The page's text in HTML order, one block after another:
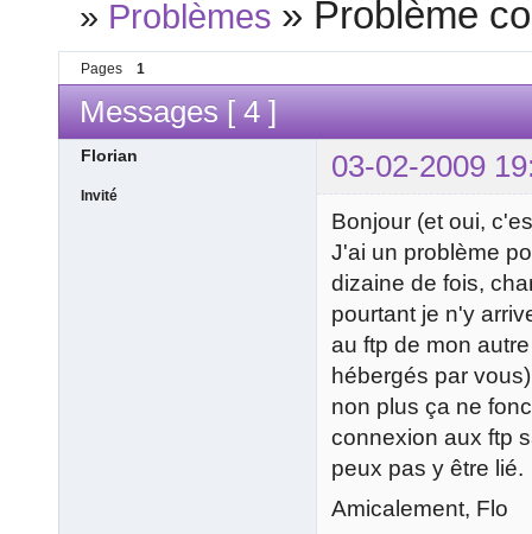
» Problèmes » Problème
Pages 1
Messages [ 4 ]
Florian 03-02-2009
Invité
Bonjour (et oui,
J'ai un problème
dizaine de fois,
pourtant je n'y
au ftp de mon
hébergés par
non plus ça ne
connexion aux ftp
peux pas y être lié.
Amicalement, Flo